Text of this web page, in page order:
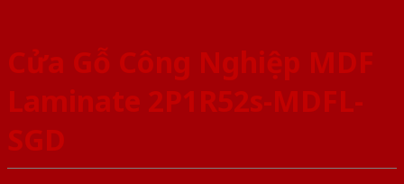
Cửa Gỗ Công Nghiệp MDF
Laminate 2P1R52s-MDFL-
SGD